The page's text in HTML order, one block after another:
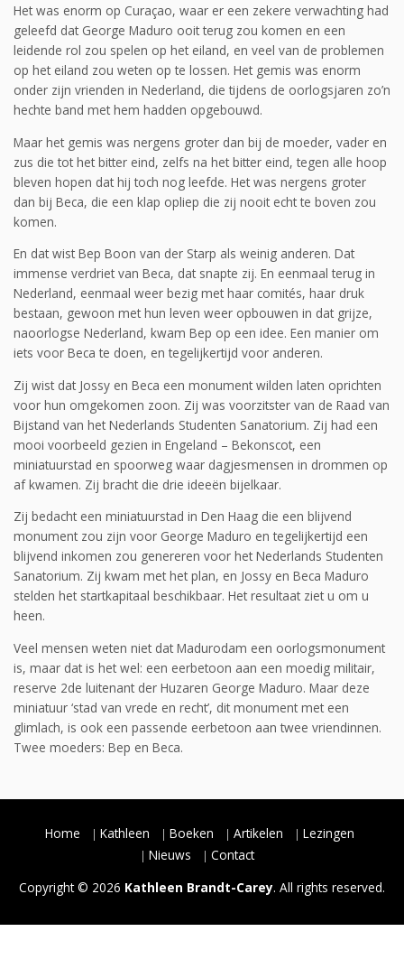
Het was enorm op Curaçao, waar er een zekere verwachting had
geleefd dat George Maduro ooit terug zou komen en een
leidende rol zou spelen op het eiland, en veel van de problemen
op het eiland zou weten op te lossen. Het gemis was enorm
onder zijn vrienden in Nederland, die tijdens de oorlogsjaren zo’n
hechte band met hem hadden opgebouwd.
Maar het gemis was nergens groter dan bij de moeder, vader en
zus die tot het bitter eind, zelfs na het bitter eind, tegen alle hoop
bleven hopen dat hij toch nog leefde. Het was nergens groter
dan bij Beca, die een klap opliep die zij nooit echt te boven zou
komen.
En dat wist Bep Boon van der Starp als weinig anderen. Dat
immense verdriet van Beca, dat snapte zij. En eenmaal terug in
Nederland, eenmaal weer bezig met haar comités, haar druk
bestaan, gewoon met hun leven weer opbouwen in dat grijze,
naoorlogse Nederland, kwam Bep op een idee. Een manier om
iets voor Beca te doen, en tegelijkertijd voor anderen.
Zij wist dat Jossy en Beca een monument wilden laten oprichten
voor hun omgekomen zoon. Zij was voorzitster van de Raad van
Bijstand van het Nederlands Studenten Sanatorium. Zij had een
mooi voorbeeld gezien in Engeland – Bekonscot, een
miniatuurstad en spoorweg waar dagjesmensen in drommen op
af kwamen. Zij bracht die drie ideeën bijelkaar.
Zij bedacht een miniatuurstad in Den Haag die een blijvend
monument zou zijn voor George Maduro en tegelijkertijd een
blijvend inkomen zou genereren voor het Nederlands Studenten
Sanatorium. Zij kwam met het plan, en Jossy en Beca Maduro
stelden het startkapitaal beschikbaar. Het resultaat ziet u om u
heen.
Veel mensen weten niet dat Madurodam een oorlogsmonument
is, maar dat is het wel: een eerbetoon aan een moedig militair,
reserve 2de luitenant der Huzaren George Maduro. Maar deze
miniatuur ‘stad van vrede en recht’, dit monument met een
glimlach, is ook een passende eerbetoon aan twee vriendinnen.
Twee moeders: Bep en Beca.
Home Kathleen Boeken Artikelen
Lezingen
Nieuws
Contact
Copyright © 2026 Kathleen Brandt-Carey. All rights reserved.